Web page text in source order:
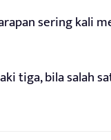
sering kali
tiga, bila salah